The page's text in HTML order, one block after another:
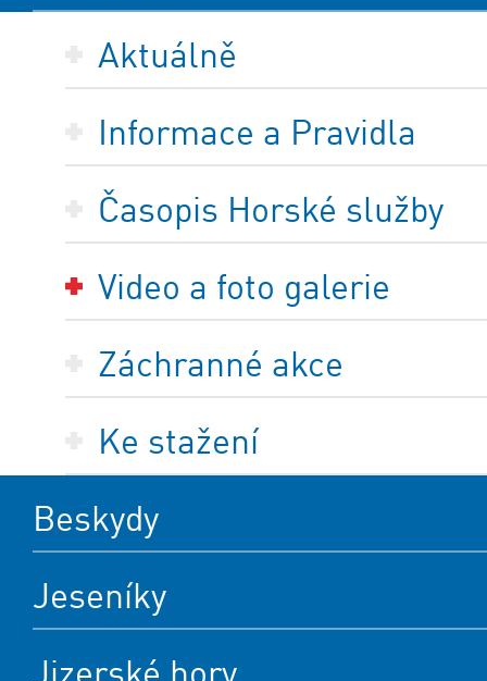
Aktuálně
Informace a Pravidla
Časopis Horské služby
Video a foto galerie
Záchranné akce
Ke stažení
Beskydy
Jeseníky